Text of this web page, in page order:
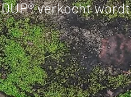
verkocht wordt